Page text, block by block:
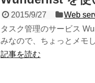
2015/9/27 Web
タスク管理のサービス
みなので、ちょっとメモ
記事を読む